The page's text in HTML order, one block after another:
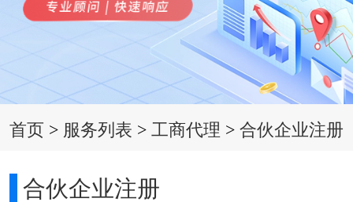
首页 > 服务列表 >工商代理 >合伙企业注册
合伙企业注册